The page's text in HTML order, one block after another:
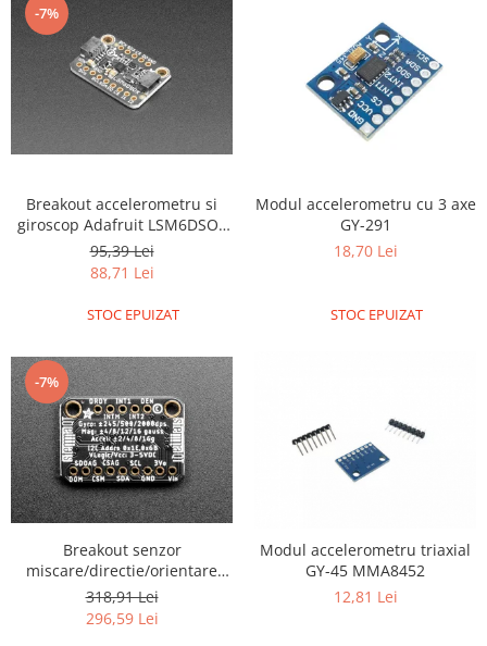
-7%
Breakout accelerometru si
giroscop Adafruit LSM6DSOX
6 DoF
95,39 Lei
88,71 Lei
STOC EPUIZAT
Modul accelerometru cu 3 axe
GY-291
18,70 Lei
STOC EPUIZAT
-7%
Breakout senzor
miscare/directie/orientare
Adafruit 9-DOF LSM9DS1
318,91 Lei
296,59 Lei
Modul accelerometru triaxial
GY-45 MMA8452
12,81 Lei